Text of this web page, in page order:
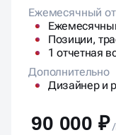
Ежемесячный
Позиции,
1 отчетная
Дополнительно
Дизайнер и
90 000 ₽